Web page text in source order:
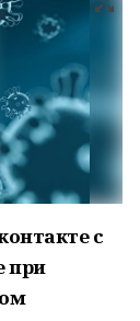
с
при